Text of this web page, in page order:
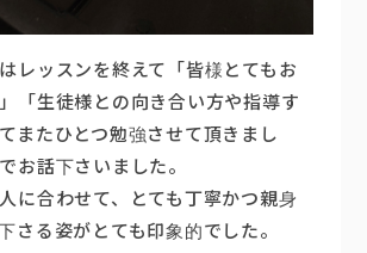
レッスンを終えて「皆様とてもお
「生徒様との向き合い方や指導す
またひとつ勉強させて頂きまし
お話下さいました。
に合わせて、とても丁寧かつ親身
さる姿がとても印象的でした。